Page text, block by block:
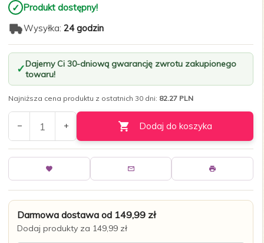
✓ Produkt dostępny!
Wysyłka: 24 godzin
Dajemy Ci 30-dniową gwarancję zwrotu zakupionego
towaru!
Najniższa cena produktu z ostatnich 30 dni: 82.27 PLN
Dodaj do koszyka
Darmowa dostawa od 149,99 zł
Dodaj produkty za 149,99 zł